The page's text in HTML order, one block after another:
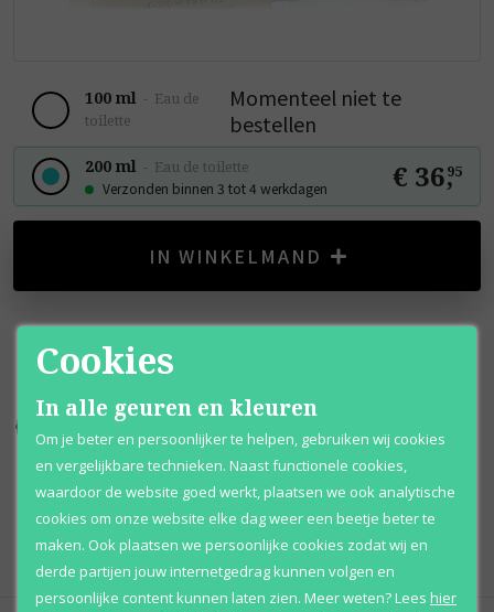
100 ml - Eau de
toilette
Momenteel niet te
bestellen
200 ml - Eau de toilette
Verzonden binnen 3 tot 4 werkdagen € 36,
95
IN WINKELMAND
100% originele
Qshops Keurmerk
Cookies
In alle geuren en kleuren
Om je beter en persoonlijker te helpen, gebruiken wij cookies
en vergelijkbare technieken. Naast functionele cookies,
waardoor de website goed werkt, plaatsen we ook analytische
cookies om onze website elke dag weer een beetje beter te
maken. Ook plaatsen we persoonlijke cookies zodat wij en
derde partijen jouw internetgedrag kunnen volgen en
persoonlijke content kunnen laten zien. Meer weten?Lees hier